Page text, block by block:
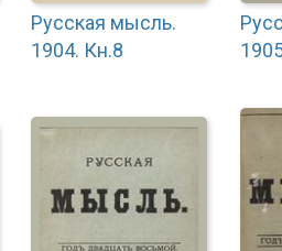
Русская мысль.
1904. Кн.8